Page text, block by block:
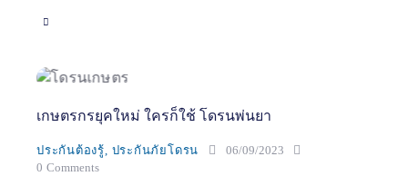
เกษตรกรยุคใหม่ ใครก็ใช้ โดรนพ่นยา
ประกันต้องรู้ ประกันภัยโดรน
06/09/2023
0 Comments